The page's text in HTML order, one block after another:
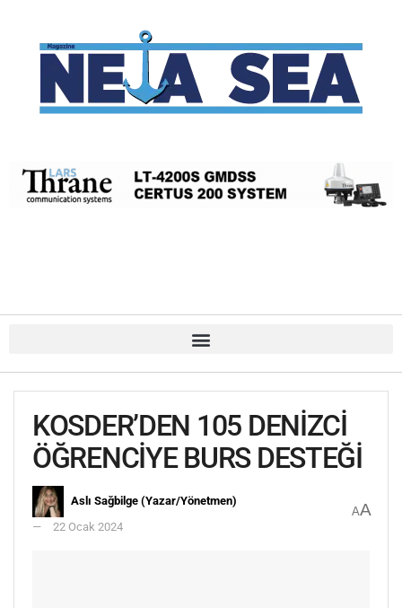
KOSDER’DEN 105 DENİZCİ
ÖĞRENCİYE BURS DESTEĞİ
Aslı Sağbilge (Yazar/Yönetmen)
22 Ocak 2024
AA